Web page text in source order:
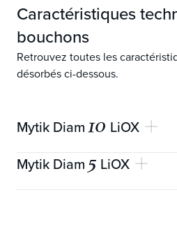
Caractéristiques
bouchons
Retrouvez toutes les
désorbés ci-dessous.
Mytik Diam10 LiOX
Garantie mécanique
Mytik Diam 5 LiOX